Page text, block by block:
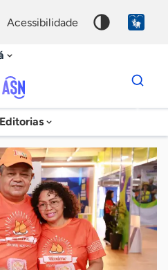
acessibilidade
Agência
Sebrae
de
Notícias
Editorias
Dados
para
chave